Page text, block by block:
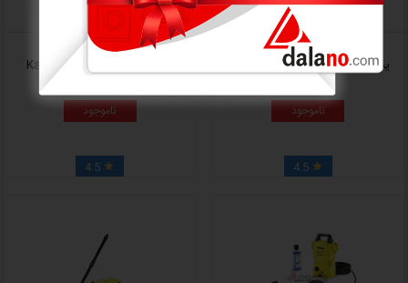
9640DC
ناموجود

4.5
کارواش خانگی کارشر Karcher
ناموجود
